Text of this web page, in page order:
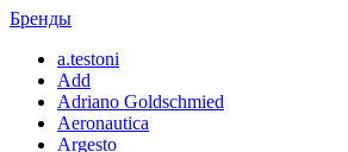
Бренды
a.testoni
Add
Adriano Goldschmied
Aeronautica
Argesto